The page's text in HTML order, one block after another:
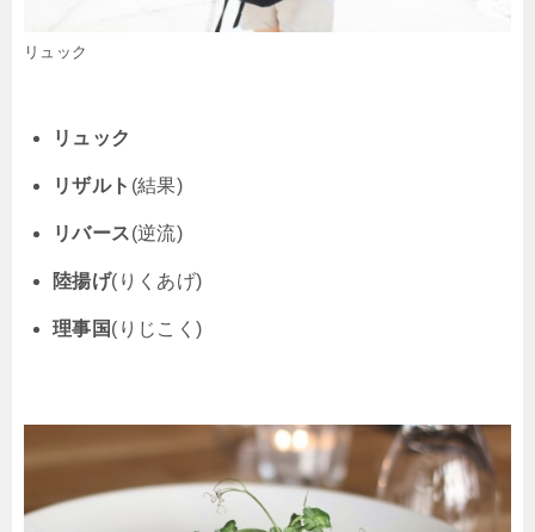
リュック
リュック
リザルト (結果)
リバース(逆流)
陸揚げ(りくあげ)
理事国(りじこく)